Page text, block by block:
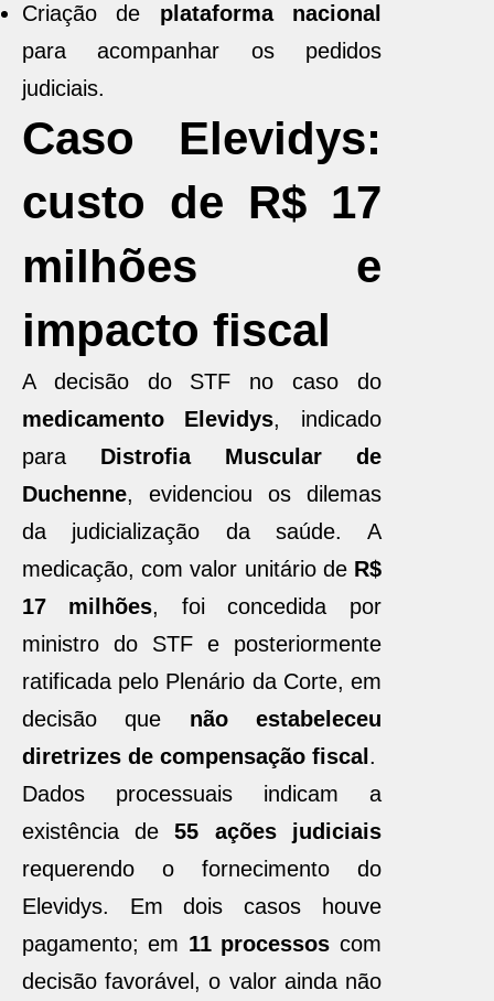
Criação de plataforma nacional
para acompanhar os pedidos
judiciais.
Caso Elevidys:
custo de R$ 17
milhões e
impacto fiscal
A decisão do STF no caso do
medicamento Elevidys, indicado
para Distrofia Muscular de
Duchenne, evidenciou os dilemas
da judicialização da saúde. A
medicação, com valor unitário de R$
17 milhões, foi concedida por
ministro do STF e posteriormente
ratificada pelo Plenário da Corte, em
decisão que não estabeleceu
diretrizes de compensação fiscal .
Dados processuais indicam a
existência de55 ações judiciais
requerendo o fornecimento do
Elevidys. Em dois casos houve
pagamento; em 11 processos com
decisão favorável, o valor ainda não